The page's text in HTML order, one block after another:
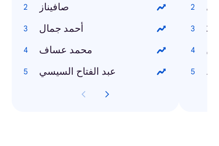
صافيناز
أحمد جمال
محمد عساف
عبد الفتاح السيسي